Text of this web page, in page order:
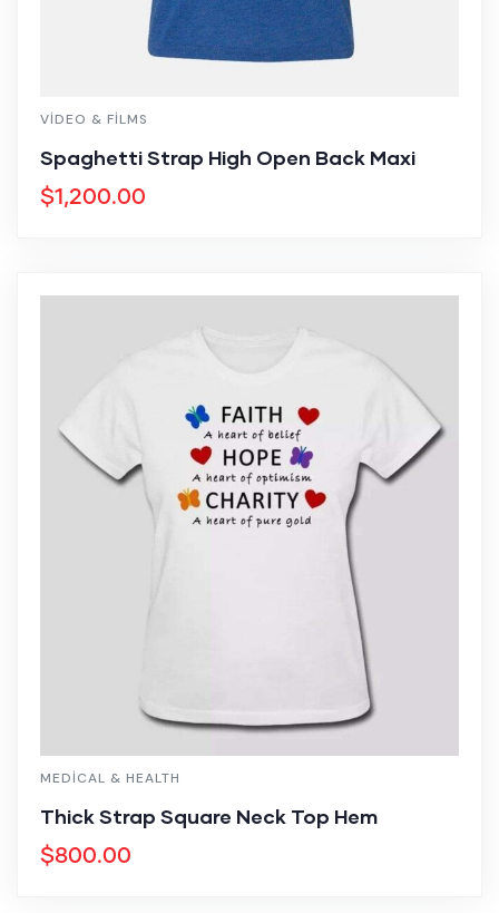
VIDEO & FILMS
Spaghetti Strap High Open Back Maxi
$1,200.00
MEDICAL & HEALTH
Thick Strap Square Neck Top Hem
$800.00